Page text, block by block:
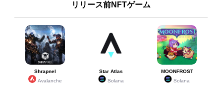
リリース前NFTゲーム
Shrapnel
Avalanche
Star Atlas
Solana
MOONFROST
Solana